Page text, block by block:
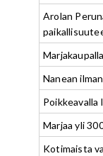
Arolan
Nanean
Poikkeavalla
Marjaa yli
Kotimaista